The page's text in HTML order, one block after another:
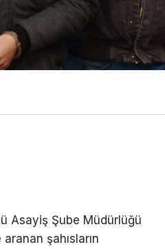
Asayiş Şube Müdürlüğü
şahısların